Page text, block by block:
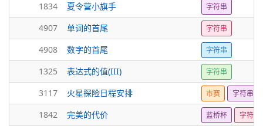
1834 夏令营小旗手 字符串
4907 单词的首尾 字符串
4908 数字的首尾 字符串
1325 表达式的值(III) 字符串
3117 火星探险日程安排 市赛 字符串
1842 完美的代价 蓝桥杯 字符串